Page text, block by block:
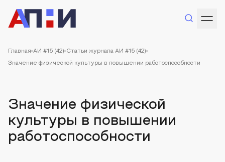
Главная АИ #15 (42) Статьи журнала АИ #15 (42)
Значение физической культуры в повышении работоспособности
Значение физической
культуры в повышении
работоспособности